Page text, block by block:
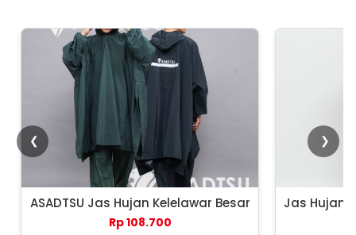
❮
ASADTSU Jas Hujan Kelelawar Besar
Rp 108.700
Jas Hujan
❯